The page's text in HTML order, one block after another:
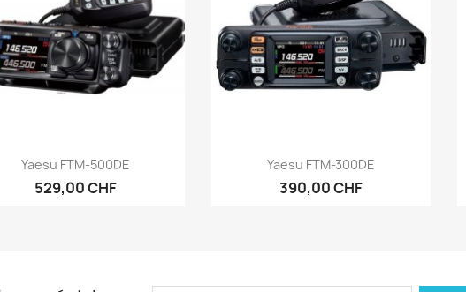
Aperçu rapide
Yaesu FTM-500DE
529,00 CHF
Aperçu rapide
Yaesu FTM-300DE
390,00 CHF